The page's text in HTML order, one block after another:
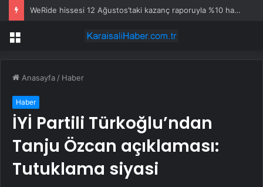
WeRide hissesi 12 Ağustos’taki kazanç raporuyla %10 hareket edebilir
Menü
Anasayfa / Haber
Haber
İYİ Partili Türkoğlu’ndan
Tanju Özcan açıklaması:
Tutuklama siyasi